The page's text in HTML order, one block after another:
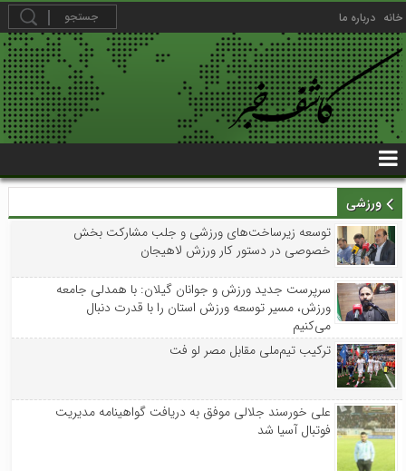
خانه درباره ما
ورزشی
توسعه زیرساخت‌های ورزشی و جلب مشارکت بخش
خصوصی در دستور کار ورزش لاهیجان
سرپرست جدید ورزش و جوانان گیلان: با همدلی جامعه
ورزش، مسیر توسعه ورزش استان را با قدرت دنبال
می‌کنیم
ترکیب تیم‌ملی مقابل مصر لو فت
علی خورسند جلالی موفق به دریافت گواهینامه مدیریت
فوتبال آسیا شد